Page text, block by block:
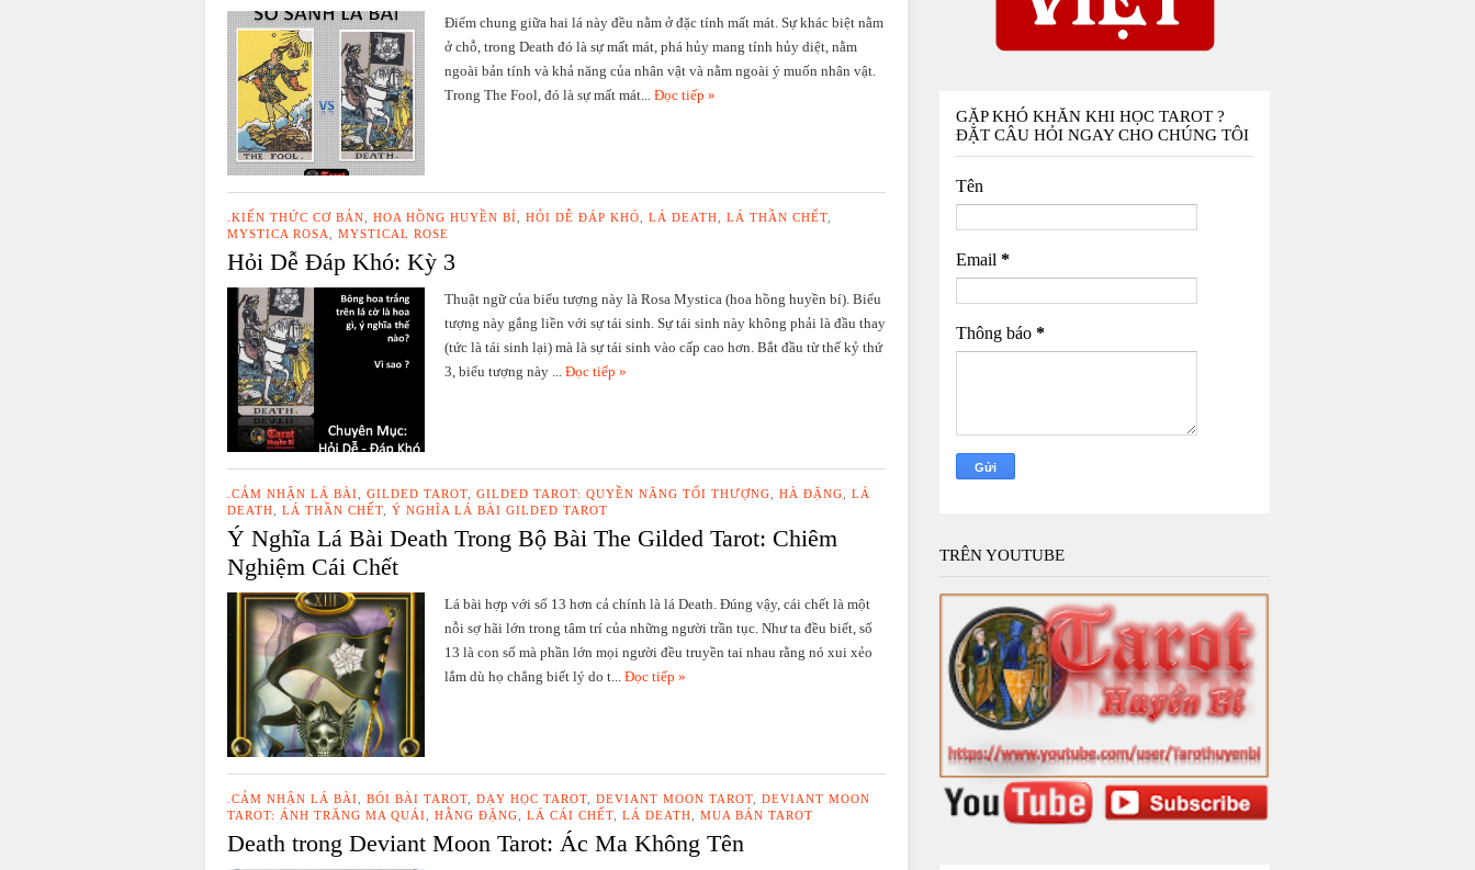
Điểm chung giữa hai lá này đều nằm ở đặc tính mất mát. Sự khác biệt nằm
ở chỗ, trong Death đó là sự mất mát, phá hủy mang tính hủy diệt, nằm
ngoài bản tính và khả năng của nhân vật và nằm ngoài ý muốn nhân vật.
Trong The Fool, đó là sự mất mát...Đọc tiếp »
.KIẾN THỨC CƠ BẢN HOA HỒNG HUYỀN BÍ HỎI DỄ ĐÁP KHÓ LÁ DEATH LÁ THẦN CHẾT
MYSTICA ROSA
MYSTICAL ROSE
Hỏi Dễ Đáp Khó: Kỳ 3
Thuật ngữ của biểu tượng này là Rosa Mystica (hoa hồng huyền bí). Biểu
tượng này gắng liền với sự tái sinh. Sự tái sinh này không phải là đầu thay
(tức là tái sinh lại) mà là sự tái sinh vào cấp cao hơn. Bắt đầu từ thế kỷ thứ
3, biểu tượng này ...Đọc tiếp »
.CẢM NHẬN LÁ BÀI GILDED TAROT GILDED TAROT: QUYỀN NĂNG TỐI THƯỢNG HÀ ĐẶNG
LÁ
DEATH
LÁ THẦN CHẾT Ý NGHĨA LÁ BÀI GILDED TAROT
Ý Nghĩa Lá Bài Death Trong Bộ Bài The Gilded Tarot: Chiêm
Nghiệm Cái Chết
Lá bài hợp với số 13 hơn cả chính là lá Death. Đúng vậy, cái chết là một
nỗi sợ hãi lớn trong tâm trí của những người trần tục. Như ta đều biết, số
13 là con số mà phần lớn mọi người đều truyền tai nhau rằng nó xui xẻo
lắm dù họ chẳng biết lý do t...Đọc tiếp »
.CẢM NHẬN LÁ BÀI BÓI BÀI TAROT DẠY HỌC TAROT DEVIANT MOON TAROT
DEVIANT MOON
TAROT: ÁNH TRĂNG MA QUÁI
HẰNG ĐẶNG LÁ CÁI CHẾT LÁ DEATH MUA BÁN TAROT
Death trong Deviant Moon Tarot: Ác Ma Không Tên
GẶP KHÓ KHĂN KHI HỌC TAROT ?
ĐẶT CÂU HỎI NGAY CHO CHÚNG TÔI
Tên
Email*
Thông báo*
TRÊN YOUTUBE